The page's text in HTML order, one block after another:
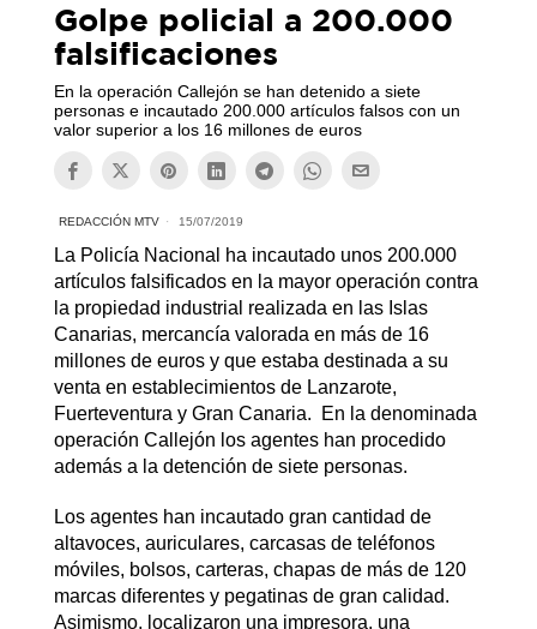
Golpe policial a 200.000
falsificaciones
En la operación Callejón se han detenido a siete
personas e incautado 200.000 artículos falsos con un
valor superior a los 16 millones de euros
REDACCIÓN MTV 15/07/2019
La Policía Nacional ha incautado unos 200.000
artículos falsificados en la mayor operación contra
la propiedad industrial realizada en las Islas
Canarias, mercancía valorada en más de 16
millones de euros y que estaba destinada a su
venta en establecimientos de Lanzarote,
Fuerteventura y Gran Canaria. En la denominada
operación Callejón los agentes han procedido
además a la detención de siete personas.
Los agentes han incautado gran cantidad de
altavoces, auriculares, carcasas de teléfonos
móviles, bolsos, carteras, chapas de más de 120
marcas diferentes y pegatinas de gran calidad.
Asimismo, localizaron una impresora, una